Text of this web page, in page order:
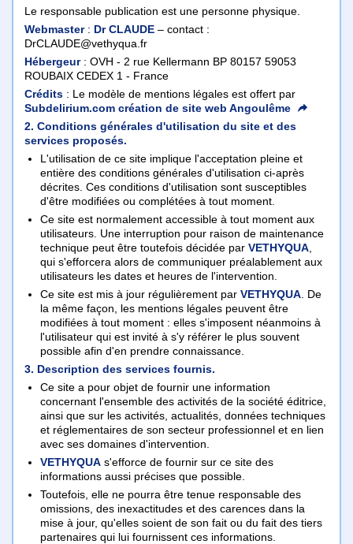
Le responsable publication est une personne physique.
Webmaster: Dr CLAUDE – contact :
DrCLAUDE@vethyqua.fr
Hébergeur: OVH - 2 rue Kellermann BP 80157 59053
ROUBAIX CEDEX 1 - France
Crédits : Le modèle de mentions légales est offert par
Subdelirium.com création de site web Angoulême
2. Conditions générales d'utilisation du site et des
services proposés.
L'utilisation de ce site implique l'acceptation pleine et
entière des conditions générales d'utilisation ci-après
décrites. Ces conditions d'utilisation sont susceptibles
d'être modifiées ou complétées à tout moment.
Ce site est normalement accessible à tout moment aux
utilisateurs. Une interruption pour raison de maintenance
technique peut être toutefois décidée parVETHYQUA
qui s'efforcera alors de communiquer préalablement aux
utilisateurs les dates et heures de l'intervention.
Ce site est mis à jour régulièrement parVETHYQUA . De
la même façon, les mentions légales peuvent être
modifiées à tout moment : elles s'imposent néanmoins à
l'utilisateur qui est invité à s'y référer le plus souvent
possible afin d'en prendre connaissance.
3. Description des services fournis.
Ce site a pour objet de fournir une information
concernant l'ensemble des activités de la société éditrice,
ainsi que sur les activités, actualités, données techniques
et réglementaires de son secteur professionnel et en lien
avec ses domaines d'intervention.
VETHYQUA s'efforce de fournir sur ce site des
informations aussi précises que possible.
Toutefois, elle ne pourra être tenue responsable des
omissions, des inexactitudes et des carences dans la
mise à jour, qu'elles soient de son fait ou du fait des tiers
partenaires qui lui fournissent ces informations.